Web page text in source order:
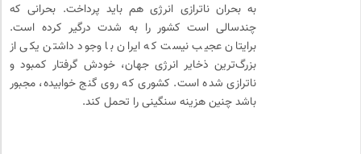
به بحران ناترازی انرژی هم باید پرداخت. بحرانی که
چندسالی است کشور را به شدت درگیر کرده است.
برایتان عجیب نیست که ایران با وجود داشتن یکی از
بزرگ‌ترین ذخایر انرژی جهان، خودش گرفتار کمبود و
ناترازی شده است. کشوری که روی گنج خوابیده، مجبور
باشد چنین هزینه‌ سنگینی را تحمل کند.